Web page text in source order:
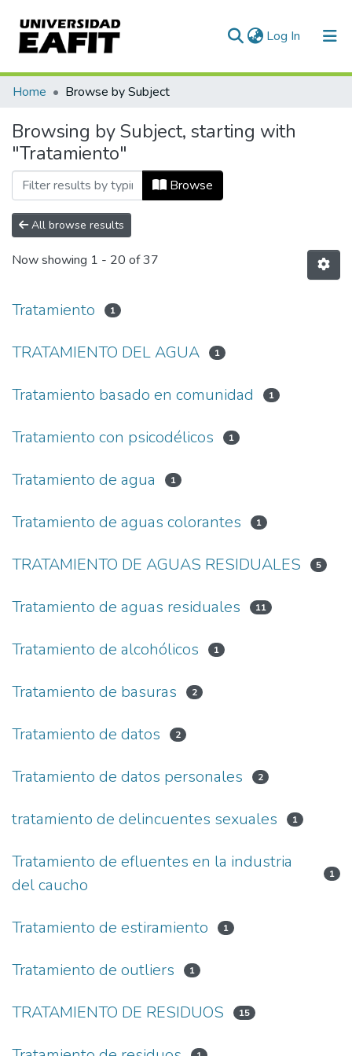
Log In (current)
Communities & Collections
All of DSpace
Home Browse by Subject
Browsing by Subject, starting with
"Tratamiento"
Browse
All browse results
Now showing 1 - 20 of 37
Tratamiento 1
TRATAMIENTO DEL AGUA 1
Tratamiento basado en comunidad 1
Tratamiento con psicodélicos 1
Tratamiento de agua 1
Tratamiento de aguas colorantes 1
TRATAMIENTO DE AGUAS RESIDUALES 5
Tratamiento de aguas residuales 11
Tratamiento de alcohólicos 1
Tratamiento de basuras 2
Tratamiento de datos 2
Tratamiento de datos personales 2
tratamiento de delincuentes sexuales 1
Tratamiento de efluentes en la industria
del caucho
1
Tratamiento de estiramiento 1
Tratamiento de outliers 1
TRATAMIENTO DE RESIDUOS 15